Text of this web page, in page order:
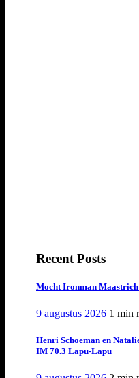
Recent Posts
Mocht Ironman
9 augustus 2026 1 min
Henri Schoeman en
IM 70.3 Lapu-Lapu